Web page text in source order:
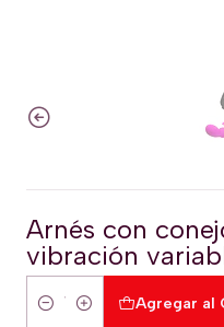
Arnés con
vibración
Cantidad
Agregar al